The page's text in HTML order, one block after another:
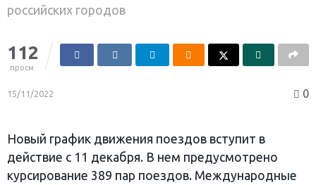
российских городов
112
просм.
15/11/2022 0
Новый график движения поездов вступит в
действие с 11 декабря. В нем предусмотрено
курсирование 389 пар поездов. Международные